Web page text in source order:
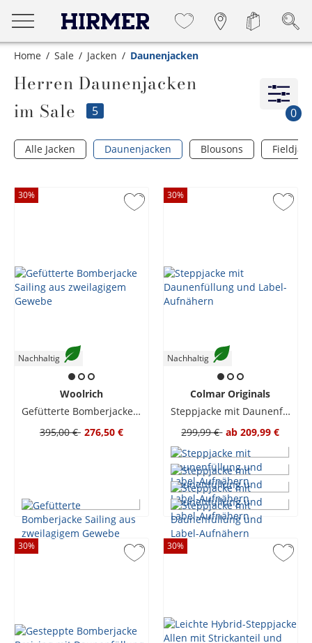
Home Sale Jacken Daunenjacken
Herren Daunenjacken
im Sale
5 0
Alle Jacken Daunenjacken Blousons
30%
Nachhaltig
Woolrich
Gefütterte Bomberjacke Sailing aus zweilagigem Gewebe
395,00 € 276,50 €
30%
Nachhaltig
Colmar Originals
Steppjacke mit Daunenfüllung und Label-Aufnähern
299,99 € ab 209,99 €
30% 30%